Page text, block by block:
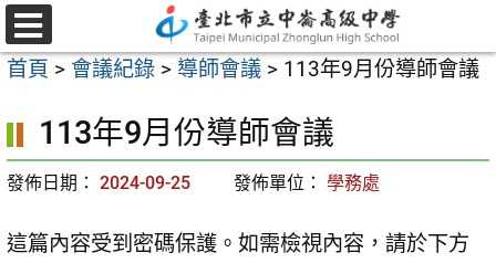
跳
至
主
內
容
選
單
首頁 > 會議紀錄 > 導師會議 > 113年9月份導師會議
113年9月份導師會議
發佈日期： 2024-09-25 發佈單位： 學務處
這篇內容受到密碼保護。如需檢視內容，請於下方